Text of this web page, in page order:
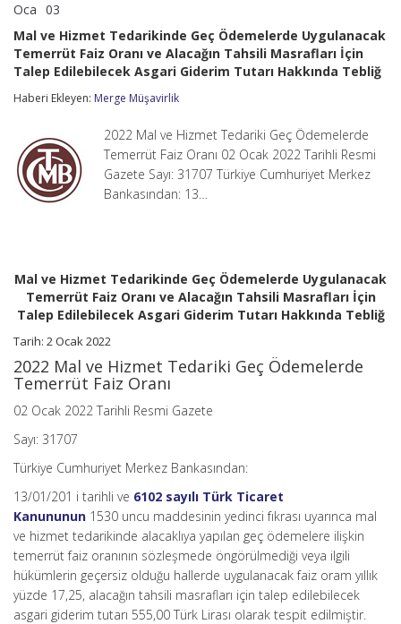
Oca 03
Hizmet
Tedarikinde
Geç
Uygulanacak
Oranı
ve
Alacağın
Tahsili
Giderim
Tutarı
Hakkında
için
Mal ve Hizmet Tedarikinde Geç Ödemelerde Uygulanacak
Temerrüt Faiz Oranı ve Alacağın Tahsili Masrafları İçin
Talep Edilebilecek Asgari Giderim Tutarı Hakkında Tebliğ
Haberi Ekleyen: Merge Müşavirlik
2022 Mal ve Hizmet Tedariki Geç Ödemelerde
Temerrüt Faiz Oranı 02 Ocak 2022 Tarihli Resmi
Gazete Sayı: 31707 Türkiye Cumhuriyet Merkez
Bankasından: 13…
Mal ve Hizmet Tedarikinde Geç Ödemelerde Uygulanacak
Temerrüt Faiz Oranı ve Alacağın Tahsili Masrafları İçin
Talep Edilebilecek Asgari Giderim Tutarı Hakkında Tebliğ
Tarih: 2 Ocak 2022
2022 Mal ve Hizmet Tedariki Geç Ödemelerde
Temerrüt Faiz Oranı
02 Ocak 2022 Tarihli Resmi Gazete
Sayı: 31707
Türkiye Cumhuriyet Merkez Bankasından:
13/01/201 i tarihli ve 6102 sayılı Türk Ticaret
Kanununun 1530 uncu maddesinin yedinci fıkrası uyarınca mal
ve hizmet tedarikinde alacaklıya yapılan geç ödemelere ilişkin
temerrüt faiz oranının sözleşmede öngörülmediği veya ilgili
hükümlerin geçersiz olduğu hallerde uygulanacak faiz oram yıllık
yüzde 17,25, alacağın tahsili masrafları için talep edilebilecek
asgari giderim tutarı 555,00 Türk Lirası olarak tespit edilmiştir.